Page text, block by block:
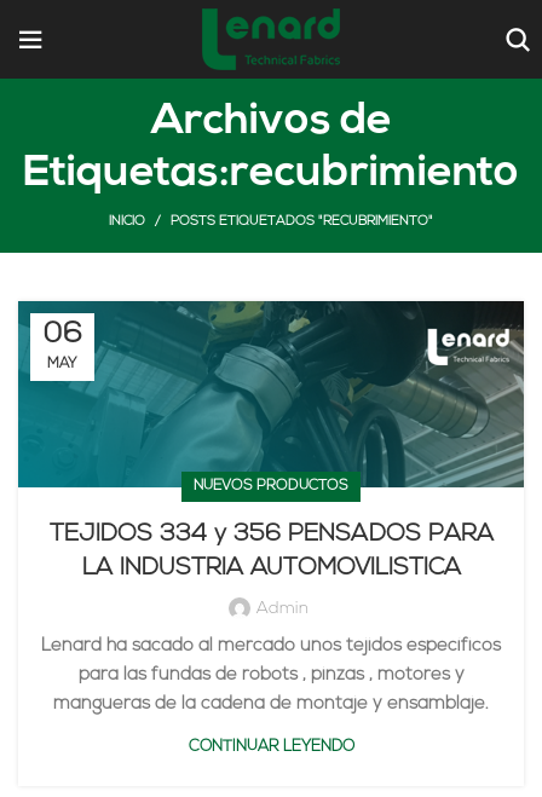
Archivos de
Etiquetas:recubrimiento
INICIO POSTS ETIQUETADOS "RECUBRIMIENTO"
06
MAY
NUEVOS PRODUCTOS
TEJIDOS 334 y 356 PENSADOS PARA
LA INDUSTRIA AUTOMOVILISTICA
Admin
Lenard ha sacado al mercado unos tejidos específicos
para las fundas de robots , pinzas , motores y
mangueras de la cadena de montaje y ensamblaje.
CONTINUAR LEYENDO